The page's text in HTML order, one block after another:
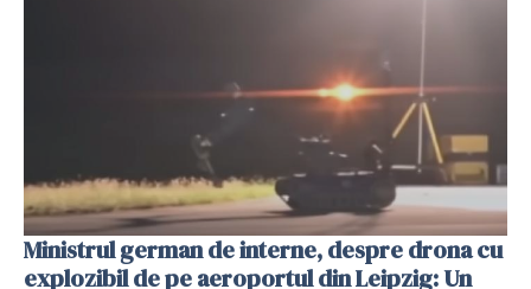
Ministrul german de interne, despre drona cu
explozibil de pe aeroportul din Leipzig: Un